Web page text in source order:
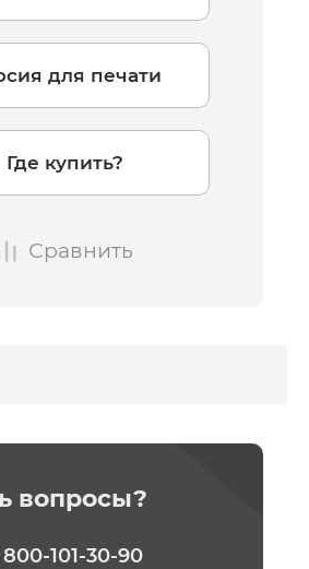
для печати
Где купить?
Сравнить
вопросы?
101-30-90